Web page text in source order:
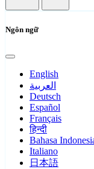
Ngôn ngữ
English
العربية
Deutsch
Español
Français
हिन्दी
Bahasa
Italiano
日本語